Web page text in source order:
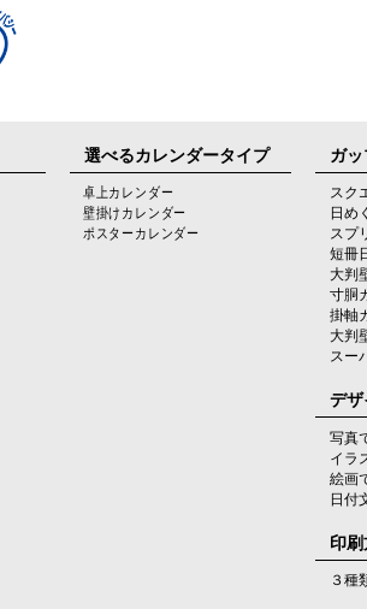
選べるカレンダータイプ
卓上カレンダー
壁掛けカレンダー
ポスターカレンダー
ガ
スク
日め
スプ
短冊
大判
寸胴
掛軸
大判
スー
デザ
写真
イラ
絵画
日付
印
３種